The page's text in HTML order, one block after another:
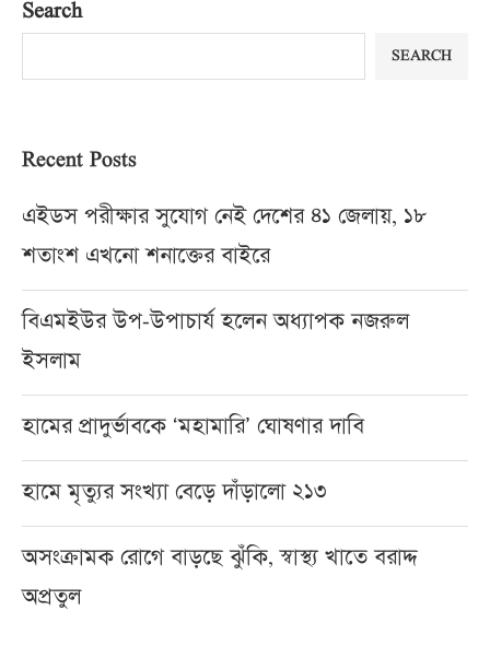
Search
SEARCH
Recent Posts
এইডস পরীক্ষার সুযোগ নেই দেশের ৪১ জেলায়, ১৮
শতাংশ এখনো শনাক্তের বাইরে
বিএমইউর উপ-উপাচার্য হলেন অধ্যাপক নজরুল
ইসলাম
হামের প্রাদুর্ভাবকে ‘মহামারি’ ঘোষণার দাবি
হামে মৃত্যুর সংখ্যা বেড়ে দাঁড়ালো ২১৩
অসংক্রামক রোগে বাড়ছে ঝুঁকি, স্বাস্থ্য খাতে বরাদ্দ
অপ্রতুল